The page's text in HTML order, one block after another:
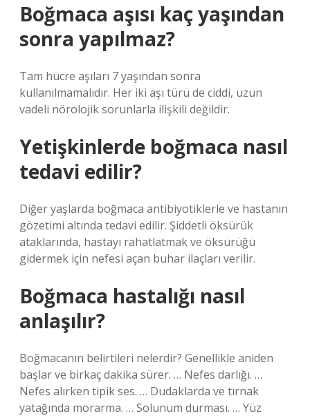
Boğmaca aşısı kaç yaşından
sonra yapılmaz?
Tam hücre aşıları 7 yaşından sonra
kullanılmamalıdır. Her iki aşı türü de ciddi, uzun
vadeli nörolojik sorunlarla ilişkili değildir.
Yetişkinlerde boğmaca nasıl
tedavi edilir?
Diğer yaşlarda boğmaca antibiyotiklerle ve hastanın
gözetimi altında tedavi edilir. Şiddetli öksürük
ataklarında, hastayı rahatlatmak ve öksürüğü
gidermek için nefesi açan buhar ilaçları verilir.
Boğmaca hastalığı nasıl
anlaşılır?
Boğmacanın belirtileri nelerdir? Genellikle aniden
başlar ve birkaç dakika sürer. … Nefes darlığı. …
Nefes alırken tipik ses. … Dudaklarda ve tırnak
yatağında morarma. … Solunum durması. … Yüz